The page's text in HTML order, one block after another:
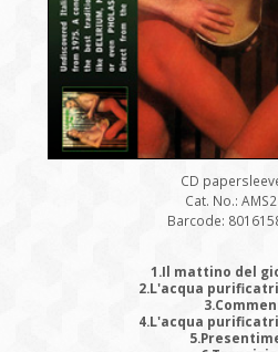
CD
Cat. No.:
Barcode:
1.Il mattino del
2.L'acqua
4.L'acqua